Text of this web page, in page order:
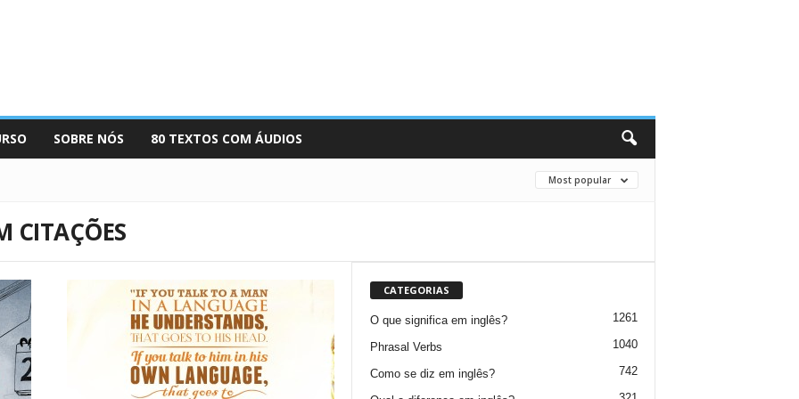
SOBRE NÓS 80 TEXTOS COM ÁUDIOS
Most popular
CITAÇÕES
CATEGORIAS
O que significa em inglês? 1261
Phrasal Verbs 1040
Como se diz em inglês? 742